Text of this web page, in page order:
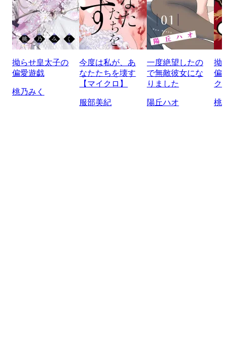
拗らせ皇太子の
偏愛遊戯
桃乃みく
今度は私が、あ
なたたちを壊す
【マイクロ】
服部美紀
一度絶望したの
で無敵彼女にな
りました
陽丘ハオ
拗
偏
ク
桃